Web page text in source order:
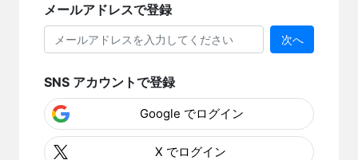
メールアドレスで登録
次へ
SNS アカウントで登録
Google でログイン
X でログイン